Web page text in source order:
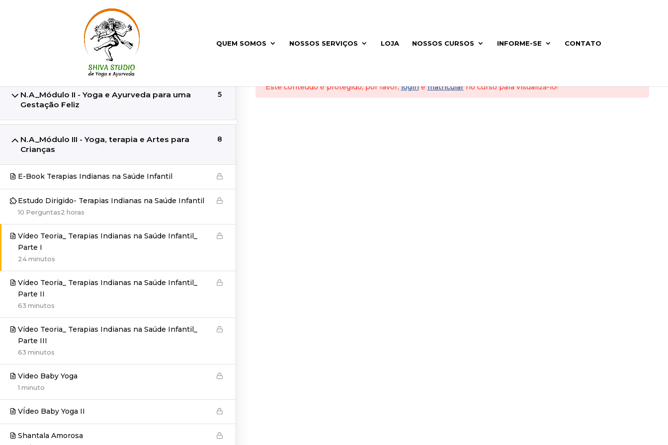
QUEM SOMOS NOSSOS SERVIÇOS LOJA NOSSOS CURSOS INFORME-SE CONTATO
Início Todos os cursos Extensão em Yoga
N.A_Módulo I - Menopausa e TPM à Luz do Yoga
8
N.A_Módulo II - Yoga e Ayurveda para uma
Gestação Feliz
5
N.A_Módulo III - Yoga, terapia e Artes para
Crianças
8
E-Book Terapias Indianas na Saúde Infantil
Estudo Dirigido- Terapias Indianas na Saúde Infantil
2 horas
10 Perguntas
Vídeo Teoria_ Terapias Indianas na Saúde Infantil_
Parte I
24 minutos
Vídeo Teoria_ Terapias Indianas na Saúde Infantil_
Parte II
63 minutos
Vídeo Teoria_ Terapias Indianas na Saúde Infantil_
Parte III
63 minutos
Video Baby Yoga
1 minuto
VÍdeo Baby Yoga II
Shantala Amorosa
Este conteúdo é protegido, por favor,loginematricularno curso para visualizá-lo!